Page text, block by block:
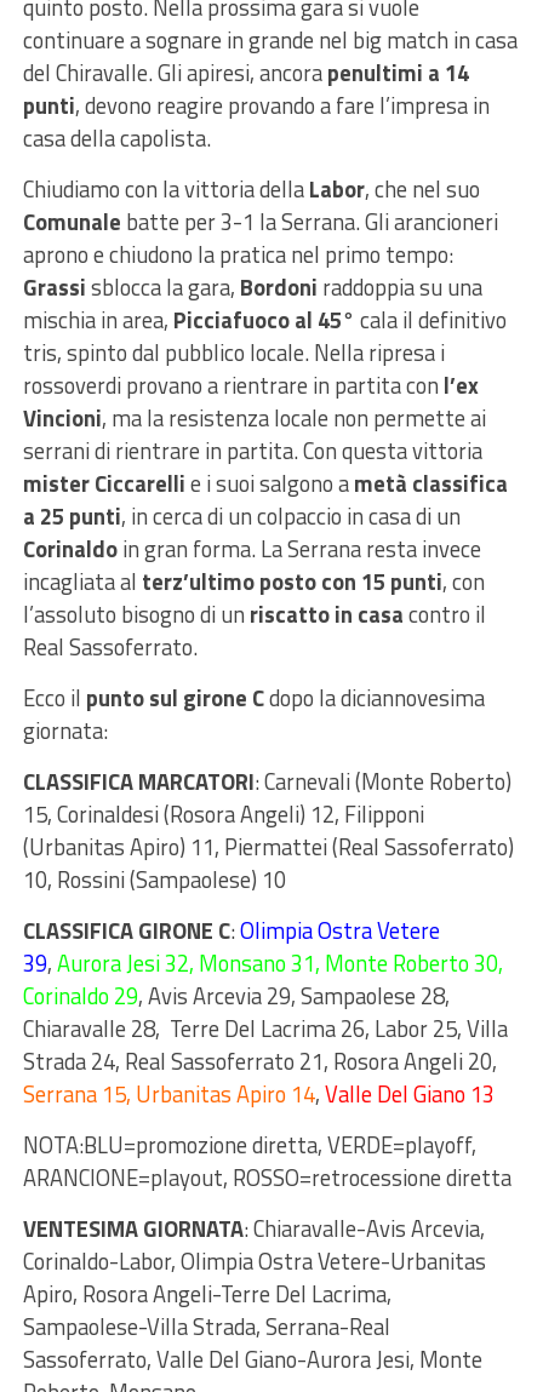
quinto posto. Nella prossima gara si vuole
continuare a sognare in grande nel big match in casa
del Chiravalle. Gli apiresi, ancorapenultimi a 14
punti, devono reagire provando a fare l’impresa in
casa della capolista.
Chiudiamo con la vittoria dellaLabor, che nel suo
Comunale batte per 3-1 la Serrana. Gli arancioneri
aprono e chiudono la pratica nel primo tempo:
Grassisblocca la gara, Bordoni raddoppia su una
mischia in area, Picciafuoco al 45° cala il definitivo
tris, spinto dal pubblico locale. Nella ripresa i
rossoverdi provano a rientrare in partita con l’ex
Vincioni, ma la resistenza locale non permette ai
serrani di rientrare in partita. Con questa vittoria
mister Ciccarellie i suoi salgono ametà classifica
a 25 punti, in cerca di un colpaccio in casa di un
Corinaldoin gran forma. La Serrana resta invece
incagliata al terz’ultimo posto con 15 punti, con
l’assoluto bisogno di un riscatto in casacontro il
Real Sassoferrato.
Ecco il punto sul girone Cdopo la diciannovesima
giornata:
CLASSIFICA MARCATORI: Carnevali (Monte Roberto)
15, Corinaldesi (Rosora Angeli) 12, Filipponi
(Urbanitas Apiro) 11, Piermattei (Real Sassoferrato)
10, Rossini (Sampaolese) 10
CLASSIFICA GIRONE C:Olimpia Ostra Vetere
39,Aurora Jesi 32, Monsano 31, Monte Roberto 30,
Corinaldo 29, Avis Arcevia 29, Sampaolese 28,
Chiaravalle 28, Terre Del Lacrima 26, Labor 25, Villa
Strada 24, Real Sassoferrato 21, Rosora Angeli 20,
Serrana 15, Urbanitas Apiro 14,Valle Del Giano 13
NOTA:BLU=promozione diretta, VERDE=playoff,
ARANCIONE=playout, ROSSO=retrocessione diretta
VENTESIMA GIORNATA: Chiaravalle-Avis Arcevia,
Corinaldo-Labor, Olimpia Ostra Vetere-Urbanitas
Apiro, Rosora Angeli-Terre Del Lacrima,
Sampaolese-Villa Strada, Serrana-Real
Sassoferrato, Valle Del Giano-Aurora Jesi, Monte